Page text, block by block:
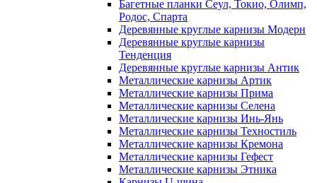
Багетные планки Сеул, Токио, Олимп,
Родос, Спарта
Деревянные круглые карнизы Модерн
Деревянные круглые карнизы
Тенденция
Деревянные круглые карнизы Антик
Металлические карнизы Артик
Металлические карнизы Прима
Металлические карнизы Селена
Металлические карнизы Инь-Янь
Металлические карнизы Техностиль
Металлические карнизы Кремона
Металлические карнизы Гефест
Металлические карнизы Этника